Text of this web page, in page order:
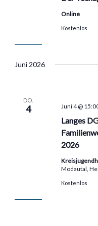
Online
Kostenlos
Juni 2026
DO.
4
Langes
2026
Juni 4 @
Modautal,
Kostenlos